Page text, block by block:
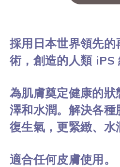
採用日本世界領先
術，創造的人類 iPS
為肌膚奠定健康的
澤和水潤。解決各
復生氣，更緊緻、水
適合任何皮膚使用。